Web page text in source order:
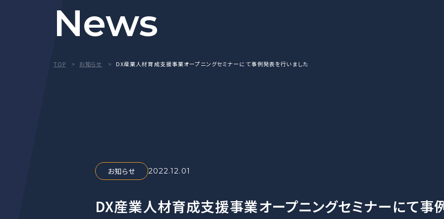
News
TOP お知らせ DX産業人材育成支援事業オープニングセミナーにて事例発表を行いました
お知らせ 2022.12.01
DX産業人材育成支援事業オープニングセミナーにて事